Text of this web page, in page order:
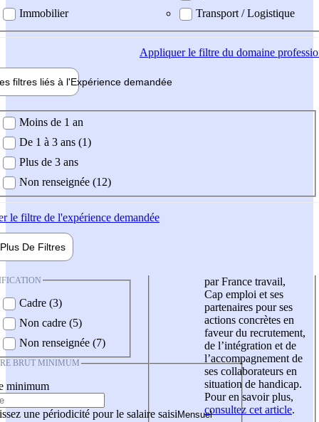
Immobilier
Transport / Logistique
Appliquerle filtre du domaine
filtres liés à l'Expérience demandée
demandée
Moins de 1 an
De 1 à 3 ans (1)
Plus de 3 ans
Non renseignée (12)
le filtre de l'expérience demandée
Plus De Filtres
Cadre (3)
Non cadre (5)
Non renseignée (7)
BRUT MINIMUM
minimum
une périodicité pour le salaire saisi
par France travail,
Cap emploi et ses
partenaires pour ses
actions concrètes en
faveur du recrutement,
de l’intégration et de
l’accompagnement de
ses collaborateurs en
situation de handicap.
Pour en savoir plus,
consultez cet article.